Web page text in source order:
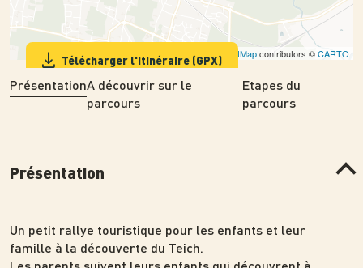
Leaflet | ©OpenStreetMapcontributors ©CARTO
Télécharger l'itinéraire (GPX)
PrésentationA découvrir sur le
parcours
Etapes du
parcours
Présentation
Un petit rallye touristique pour les enfants et leur
famille à la découverte du Teich.